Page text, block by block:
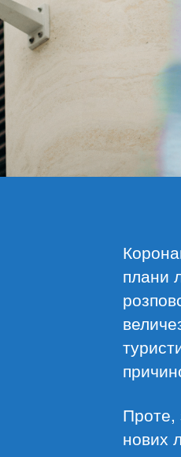
плани
Проте,
нових